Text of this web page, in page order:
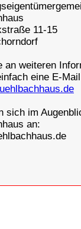
11-15
an weiteren
eine E-
sich im
an: